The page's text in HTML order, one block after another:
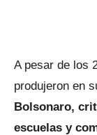
A pesar de los
produjeron en
Bolsonaro,
escuelas y